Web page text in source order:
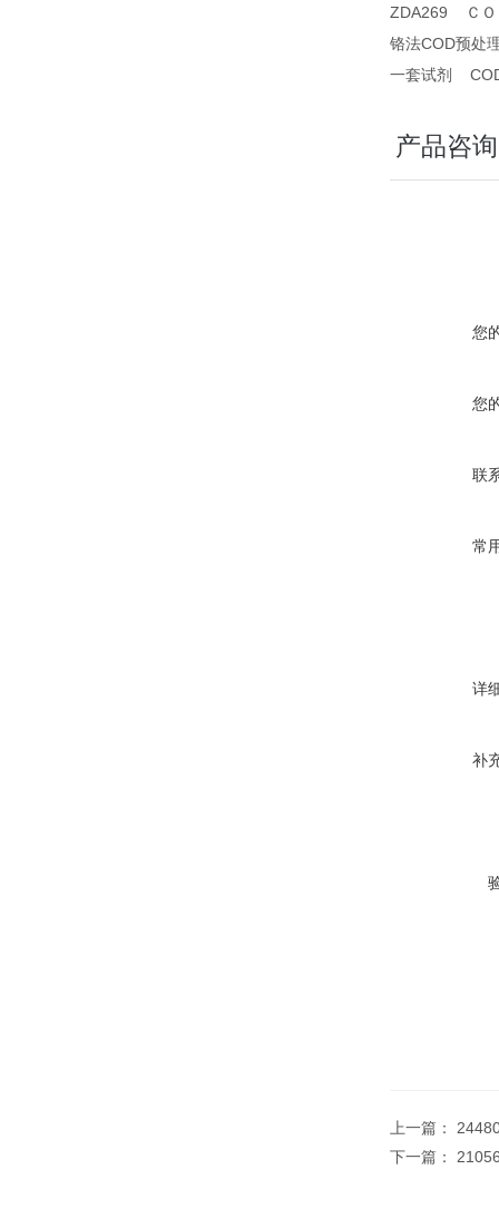
ZDA269 ＣＯ
铬法COD预处
一套试剂
产品咨询
您
您
联
常
详
补
上一篇：
下一篇：